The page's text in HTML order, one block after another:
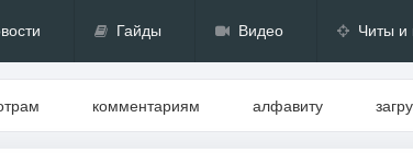
Гайды Видео Читы и
комментариям алфавиту